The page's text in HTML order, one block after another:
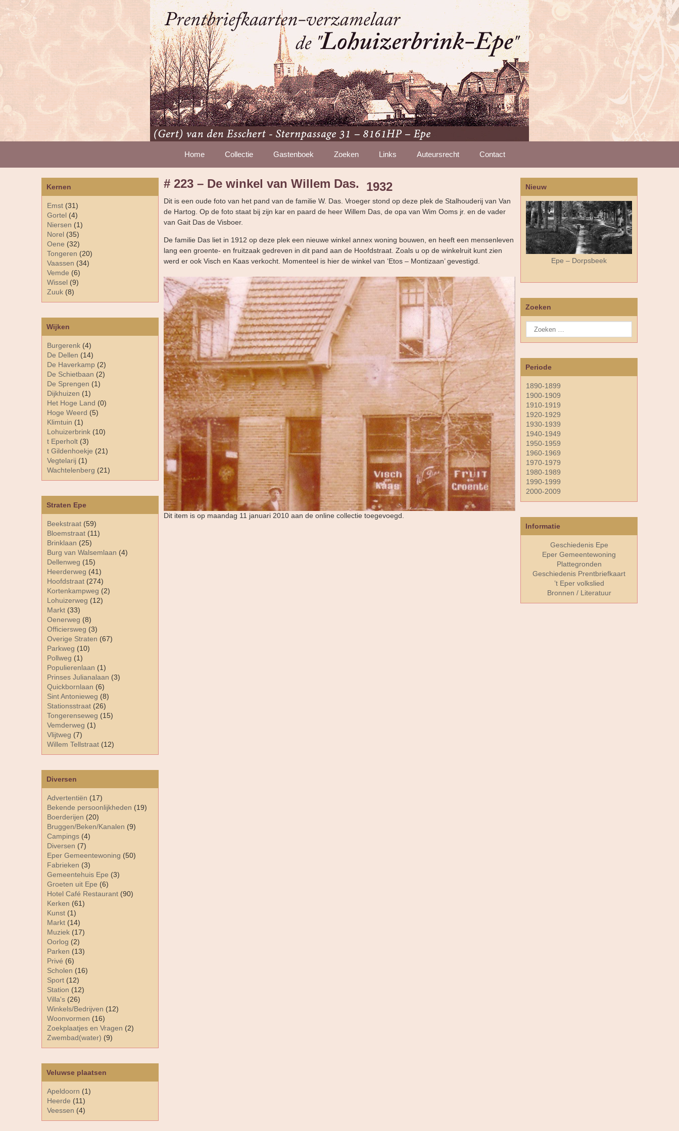
Home Collectie Gastenboek Zoeken Links Auteursrecht Contact
Diversen
Advertentiën (17)
Bekende persoonlijkheden (19)
Boerderijen (20)
Bruggen/Beken/Kanalen (9)
Campings (4)
Diversen (7)
Eper Gemeentewoning (50)
Fabrieken (3)
Gemeentehuis Epe (3)
Groeten uit Epe (6)
Hotel Café Restaurant (90)
Kerken (61)
Kunst (1)
Markt (14)
Muziek (17)
Oorlog (2)
Parken (13)
Privé (6)
Scholen (16)
Sport (12)
Station (12)
Villa's (26)
Winkels/Bedrijven (12)
Woonvormen (16)
Zoekplaatjes en Vragen (2)
Zwembad(water) (9)
Kernen
Emst (31)
Gortel (4)
Niersen (1)
Norel (35)
Oene (32)
Tongeren (20)
Vaassen (34)
Vemde (6)
Wissel (9)
Zuuk (8)
Straten Epe
Beekstraat (59)
Bloemstraat (11)
Brinklaan (25)
Burg van Walsemlaan (4)
Dellenweg (15)
Heerderweg (41)
Hoofdstraat (274)
Kortenkampweg (2)
Lohuizerweg (12)
Markt (33)
Oenerweg (8)
Officiersweg (3)
Overige Straten (67)
Parkweg (10)
Pollweg (1)
Populierenlaan (1)
Prinses Julianalaan (3)
Quickbornlaan (6)
Sint Antonieweg (8)
Stationsstraat (26)
Tongerenseweg (15)
Vemderweg (1)
Vlijtweg (7)
Willem Tellstraat (12)
Veluwse plaatsen
Apeldoorn (1)
Heerde (11)
Veessen (4)
Wijken
Burgerenk (4)
De Dellen (14)
De Haverkamp (2)
De Schietbaan (2)
De Sprengen (1)
Dijkhuizen (1)
Het Hoge Land (0)
Hoge Weerd (5)
Klimtuin (1)
Lohuizerbrink (10)
t Eperholt (3)
t Gildenhoekje (21)
Vegtelarij (1)
Wachtelenberg (21)
# 223 – De winkel van Willem Das. 1932
Dit is een oude foto van het pand van de familie W. Das. Vroeger stond op deze plek de Stalhouderij van Van
de Hartog. Op de foto staat bij zijn kar en paard de heer Willem Das, de opa van Wim Ooms jr. en de vader
van Gait Das de Visboer.
De familie Das liet in 1912 op deze plek een nieuwe winkel annex woning bouwen, en heeft een mensenleven
lang een groente- en fruitzaak gedreven in dit pand aan de Hoofdstraat. Zoals u op de winkelruit kunt zien
werd er ook Visch en Kaas verkocht. Momenteel is hier de winkel van ‘Etos – Montizaan’ gevestigd.
Dit item is op maandag 11 januari 2010 aan de online collectie toegevoegd.
Nieuw
Epe – Dorpsbeek
Zoeken
Periode
1890-1899
1900-1909
1910-1919
1920-1929
1930-1939
1940-1949
1950-1959
1960-1969
1970-1979
1980-1989
1990-1999
2000-2009
Informatie
Geschiedenis Epe
Eper Gemeentewoning
Plattegronden
Geschiedenis Prentbriefkaart
’t Eper volkslied
Bronnen / Literatuur